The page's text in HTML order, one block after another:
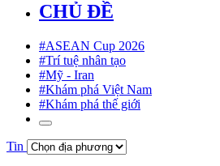
CHỦ ĐỀ
#ASEAN Cup 2026
#Trí tuệ nhân tạo
#Mỹ - Iran
#Khám phá Việt Nam
#Khám phá thế giới
Tin